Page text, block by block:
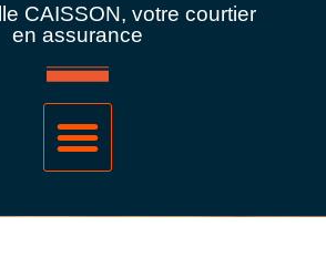
CAISSON, votre courtier
en assurance